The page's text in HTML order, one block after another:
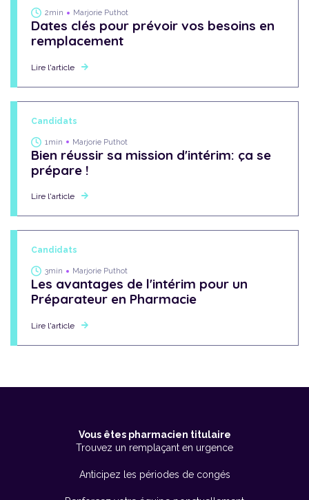
2min Marjorie Puthot
Dates clés pour prévoir vos besoins en
remplacement
Lire l'article
Candidats
1min Marjorie Puthot
Bien réussir sa mission d'intérim: ça se
prépare !
Lire l'article
Candidats
3min Marjorie Puthot
Les avantages de l'intérim pour un
Préparateur en Pharmacie
Lire l'article
Vous êtes pharmacien titulaire
Trouvez un remplaçant en urgence
Anticipez les périodes de congés